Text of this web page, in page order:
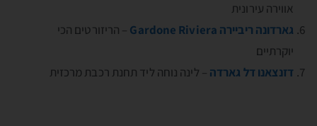
אווירה עירונית
גארדונה ריביירה Gardone Riviera
– הריזורטים הכי
יוקרתיים
דזנצאנו דל גארדה – לינה נוחה ליד תחנת רכבת מרכזית